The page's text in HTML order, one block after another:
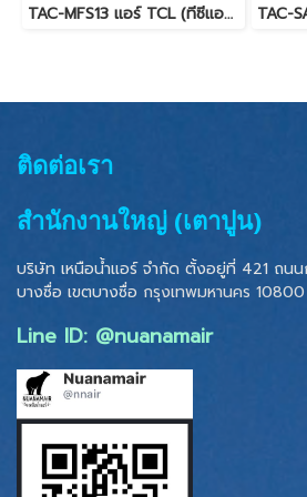
TAC-MFS13 แอร์ TCL (ทีซีแอล) Miracle Series Fixed Speed R32 12,000 BTU. พร้อมบริการติดตั้ง
ติดต่อเรา
สำนักงานใหญ่ (เตาปูน)
บริษัท เหนือน้ำแอร์ จำกัด ตั้งอยู่ที่ 421 ถน
บางซื่อ เขตบางซื่อ กรุงเทพมหานคร 10800
Line ID: @nuanamair